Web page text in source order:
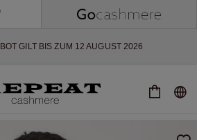
GILT BIS ZUM 12 AUGUST 2026
FÜR LIMITED EDITION
SIND MÖGLICH
SAISON